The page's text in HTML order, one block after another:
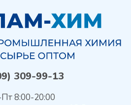
309-99-13
8:00-20:00